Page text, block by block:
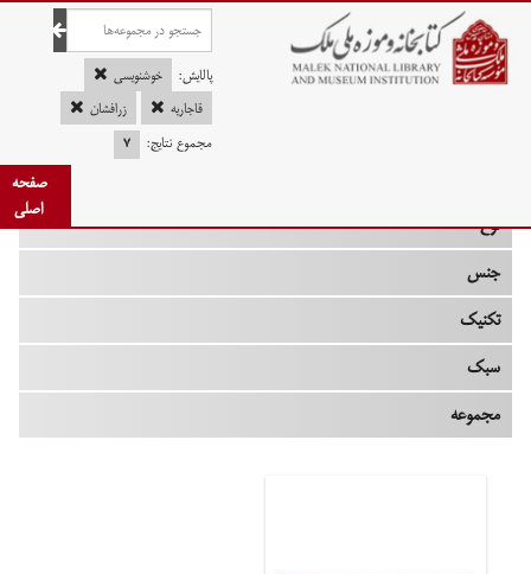
صفحه اصلی
پالایش:
خوشنویسی
قاجاریه
زرافشان
مجموع نتایج:
۷
صفحه
اصلی
نوع
جنس
تکنیک
سبک
مجموعه